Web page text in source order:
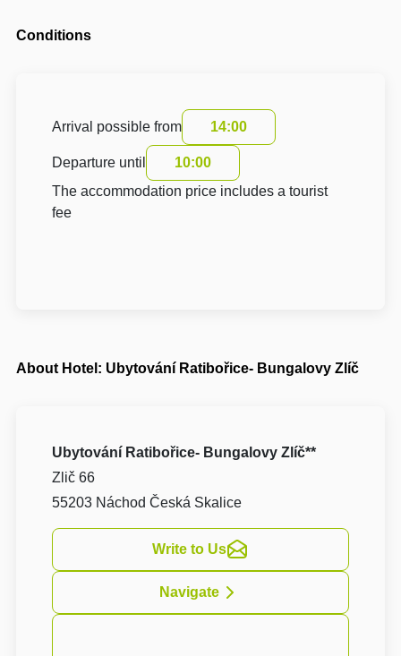
Conditions
Arrival possible from 14:00
Departure until
10:00
The accommodation price includes a tourist
fee
About Hotel: Ubytování Ratibořice- Bungalovy Zlíč
Ubytování Ratibořice- Bungalovy Zlíč**
Zlič 66
55203 Náchod Česká Skalice
Write to Us
Navigate